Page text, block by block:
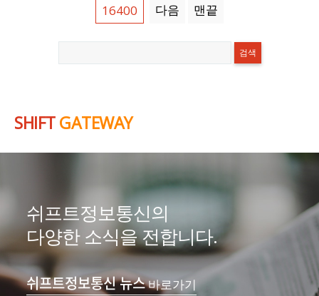
16400
다음 맨끝
SHIFTGATEWAY
쉬프트정보통신의
다양한 소식을 전합니다.
쉬프트정보통신 뉴스바로가기